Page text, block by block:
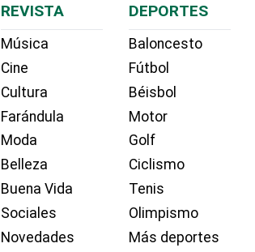
REVISTA
Música
Cine
Cultura
Farándula
Moda
Belleza
Buena Vida
Sociales
Novedades
DEPORTES
Baloncesto
Fútbol
Béisbol
Motor
Golf
Ciclismo
Tenis
Olimpismo
Más deportes